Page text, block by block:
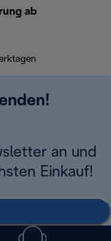
ab
an und
Einkauf!